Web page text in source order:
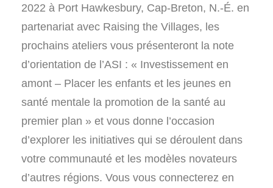
2022 à Port Hawkesbury, Cap-Breton, N.-É. en
partenariat avec Raising the Villages, les
prochains ateliers vous présenteront la note
d’orientation de l’ASI : « Investissement en
amont – Placer les enfants et les jeunes en
santé mentale la promotion de la santé au
premier plan » et vous donne l’occasion
d’explorer les initiatives qui se déroulent dans
votre communauté et les modèles novateurs
d’autres régions. Vous vous connecterez en